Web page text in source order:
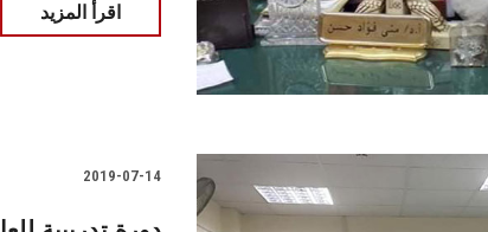
اقرأ المزيد
2019-07-14